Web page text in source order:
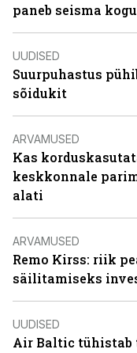
paneb seisma
UUDISED
Suurpuhastus
sõidukit
ARVAMUSED
Kas
keskkonnale
alati
ARVAMUSED
Remo Kirss: riik
säilitamiseks
UUDISED
Air Baltic tühistab